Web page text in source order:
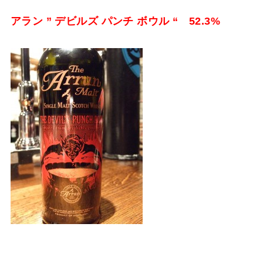
アラン ” デビルズ パンチ ボウル “ 52.3%